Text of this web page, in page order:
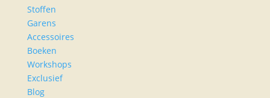
Stoffen
Garens
Accessoires
Boeken
Workshops
Exclusief
Blog